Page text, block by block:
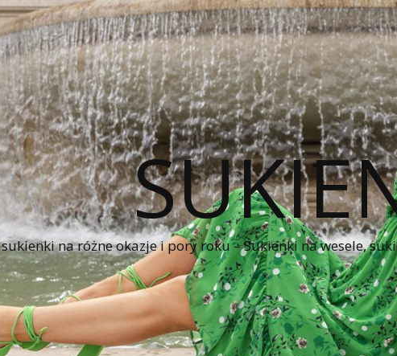
sukienki na różne okazje i pory roku – Sukienki na wesele,